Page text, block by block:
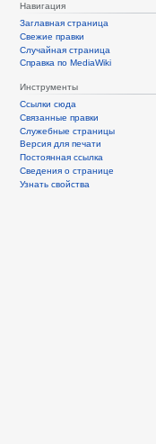
Навигация
Заглавная страница
Свежие правки
Случайная страница
Справка по MediaWiki
Инструменты
Ссылки сюда
Связанные правки
Служебные страницы
Версия для печати
Постоянная ссылка
Сведения о странице
Узнать свойства